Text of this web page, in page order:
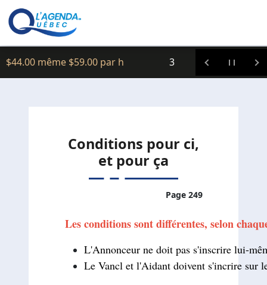
Clic icitte :
$44.00 même $59.00 par h 3
Conditions pour ci,
et pour ça
Page 249
Les conditions sont différentes, selon
L'Annonceur ne doit pas s'inscrire lui-
Le Vancl et l'Aidant doivent s'incrire sur